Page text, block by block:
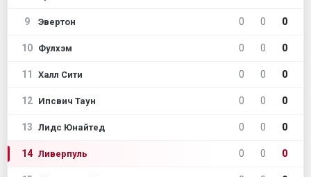
9 Эвертон 0 0 0
10 Фулхэм 0 0 0
11 Халл Сити 0 0 0
12 Ипсвич Таун 0 0 0
13 Лидс Юнайтед 0 0 0
14 Ливерпуль 0 0 0